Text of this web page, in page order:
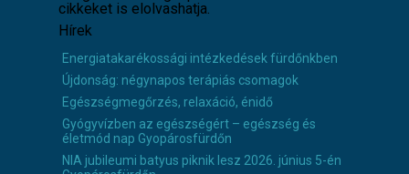
cikkeket is elolvashatja.
Hírek
Energiatakarékossági intézkedések fürdőnkben
Újdonság: négynapos terápiás csomagok
Egészségmegőrzés, relaxáció, énidő
Gyógyvízben az egészségért – egészség és
életmód nap Gyopárosfürdőn
NIA jubileumi batyus piknik lesz 2026. június 5-én